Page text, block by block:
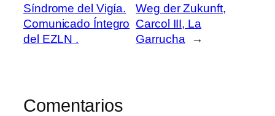
Síndrome del Vigía.
Comunicado Íntegro
del EZLN .
Weg der Zukunft,
Carcol III, La
Garrucha
→
Comentarios